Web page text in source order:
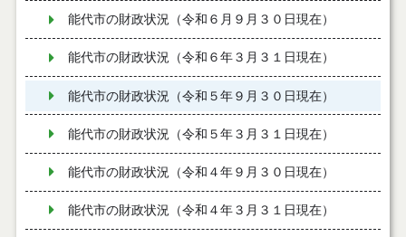
能代市の財政状況（令和６月９月３０日現在）
能代市の財政状況（令和６年３月３１日現在）
能代市の財政状況（令和５年９月３０日現在）
能代市の財政状況（令和５年３月３１日現在）
能代市の財政状況（令和４年９月３０日現在）
能代市の財政状況（令和４年３月３１日現在）